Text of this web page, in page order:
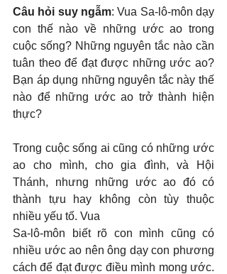
Câu hỏi suy ngẫm: Vua Sa-lô-môn dạy
con thế nào về những ước ao trong
cuộc sống? Những nguyên tắc nào cần
tuân theo để đạt được những ước ao?
Bạn áp dụng những nguyên tắc này thế
nào để những ước ao trở thành hiện
thực?
Trong cuộc sống ai cũng có những ước
ao cho mình, cho gia đình, và Hội
Thánh, nhưng những ước ao đó có
thành tựu hay không còn tùy thuộc
nhiều yếu tố. Vua
Sa-lô-môn biết rõ con mình cũng có
nhiều ước ao nên ông dạy con phương
cách để đạt được điều mình mong ước.